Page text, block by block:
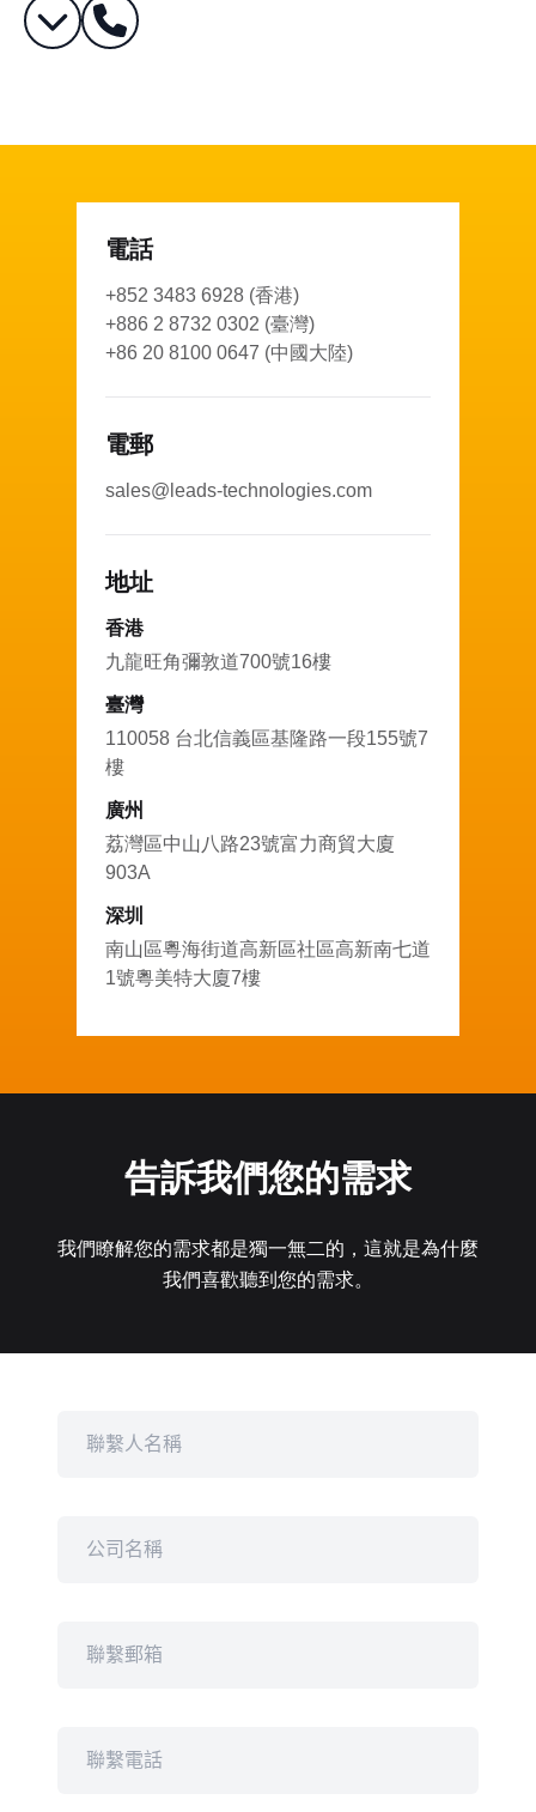
電話
+852 3483 6928 (香港)
+886 2 8732 0302 (臺灣)
+86 20 8100 0647 (中國大陸)
電郵
sales@leads-technologies.com
地址
香港
九龍旺角彌敦道700號16樓
臺灣
110058 台北信義區基隆路一段155號7
樓
廣州
荔灣區中山八路23號富力商貿大廈
903A
深圳
南山區粵海街道高新區社區高新南七道
1號粵美特大廈7樓
告訴我們您的需求
我們瞭解您的需求都是獨一無二的，這就是為什麼
我們喜歡聽到您的需求。